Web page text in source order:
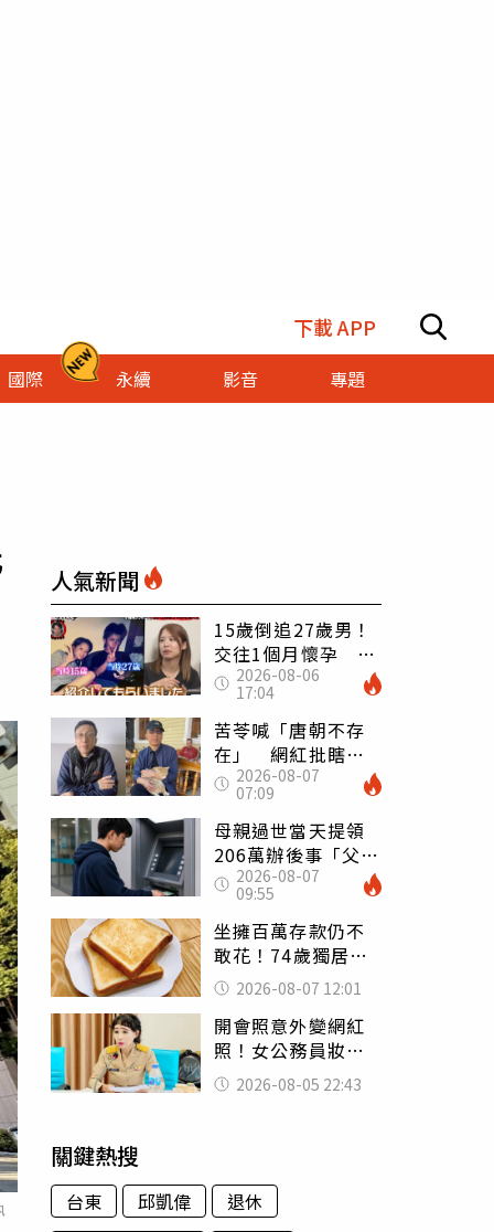
下載 APP
國際 永續 影音
專題
人氣新聞
15歲倒追27歲男！
交往1個月懷孕 36
歲當阿嬤故事曝光
2026-08-06
17:04
苦苓喊「唐朝不存
在」 網紅批瞎編
歷史：李白、杜甫
用鮮卑文寫詩？
2026-08-07
07:09
母親過世當天提領
206萬辦後事「父子
遭判刑」 律師：
搶錢先下手是罪
2026-08-07
09:55
坐擁百萬存款仍不
敢花！74歲獨居翁
「1餐只吃1片吐
司」 半年後暴瘦
嚇壞女兒
2026-08-07 12:01
開會照意外變網紅
照！女公務員妝容
掀2千則留言 本人
怒嗆：化妝有錯嗎
2026-08-05 22:43
關鍵熱搜
台東 邱凱偉
退休